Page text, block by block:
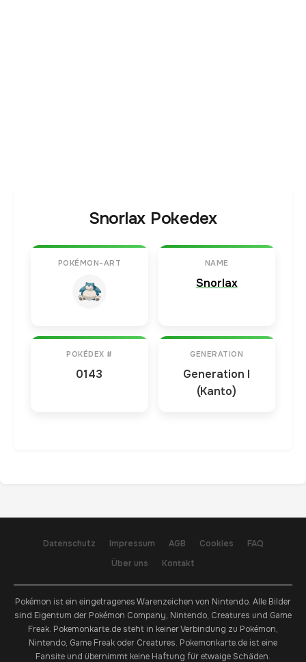
Snorlax Pokedex
POKÉMON-ART NAME
Snorlax
POKÉDEX #
0143
GENERATION
Generation I
(Kanto)
Datenschutz Impressum AGB Cookies
FAQ
Über uns
Kontakt
Pokémon ist ein eingetragenes Warenzeichen von Nintendo. Alle Bilder
sind Eigentum der Pokémon Company, Nintendo, Creatures und Game
Freak. Pokemonkarte.de steht in keiner Verbindung zu Pokémon,
Nintendo, Game Freak oder Creatures. Pokemonkarte.de ist eine
Fansite und übernimmt keine Haftung für etwaige Schäden.